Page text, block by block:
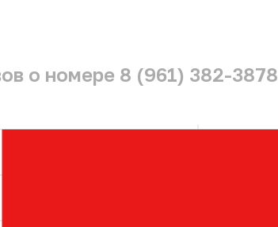
о номере 8 (961) 382-3878